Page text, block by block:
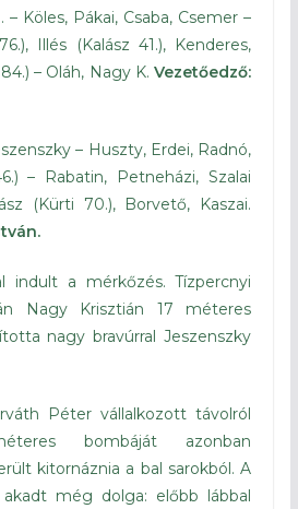
Köles, Pákai, Csaba, Csemer –
Illés (Kalász 41.), Kenderes,
– Oláh, Nagy K.Vezetőedző:
– Huszty, Erdei, Radnó,
– Rabatin, Petneházi, Szalai
(Kürti 70.), Borvető, Kaszai.
indult a mérkőzés. Tízpercnyi
Nagy Krisztián 17 méteres
nagy bravúrral Jeszenszky
Péter vállalkozott távolról
bombáját azonban
kitornáznia a bal sarokból. A
még dolga: előbb lábbal